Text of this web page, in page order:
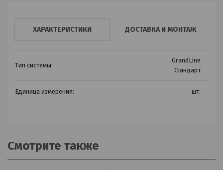
ХАРАКТЕРИСТИКИ ДОСТАВКА И МОНТАЖ
Тип системы:
GrandLine
Стандарт
Единица измерения: шт.
Смотрите также